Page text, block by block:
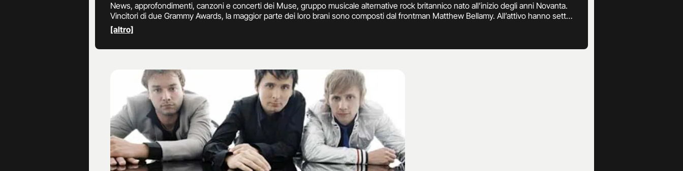
News, approfondimenti, canzoni e concerti dei Muse, gruppo musicale alternative rock britannico nato all’inizio degli anni Novanta.
Vincitori di due Grammy Awards, la maggior parte dei loro brani sono composti dal frontman Matthew Bellamy. All’attivo hanno sette
album, l’ottavo, come hanno spiegato attraverso un video pubblicato sul profilo Instagram della band, è in fase di lavorazione.
[altro]